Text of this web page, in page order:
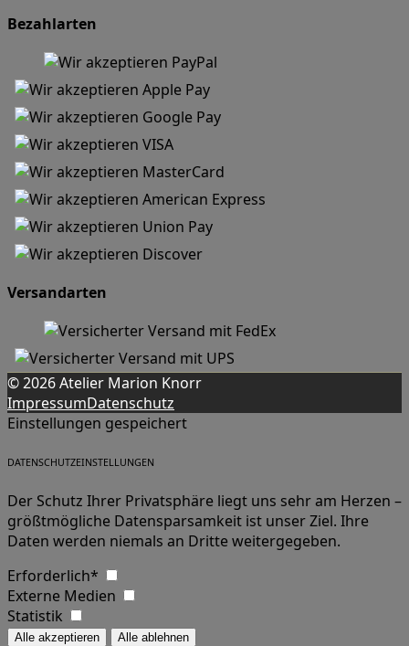
Bezahlarten
Versandarten
© 2026 Atelier Marion Knorr
ImpressumDatenschutz
Einstellungen gespeichert
DATENSCHUTZEINSTELLUNGEN
Der Schutz Ihrer Privatsphäre liegt uns sehr am Herzen –
größtmögliche Datensparsamkeit ist unser Ziel. Ihre
Daten werden niemals an Dritte weitergegeben.
Erforderlich*
Externe Medien
Statistik